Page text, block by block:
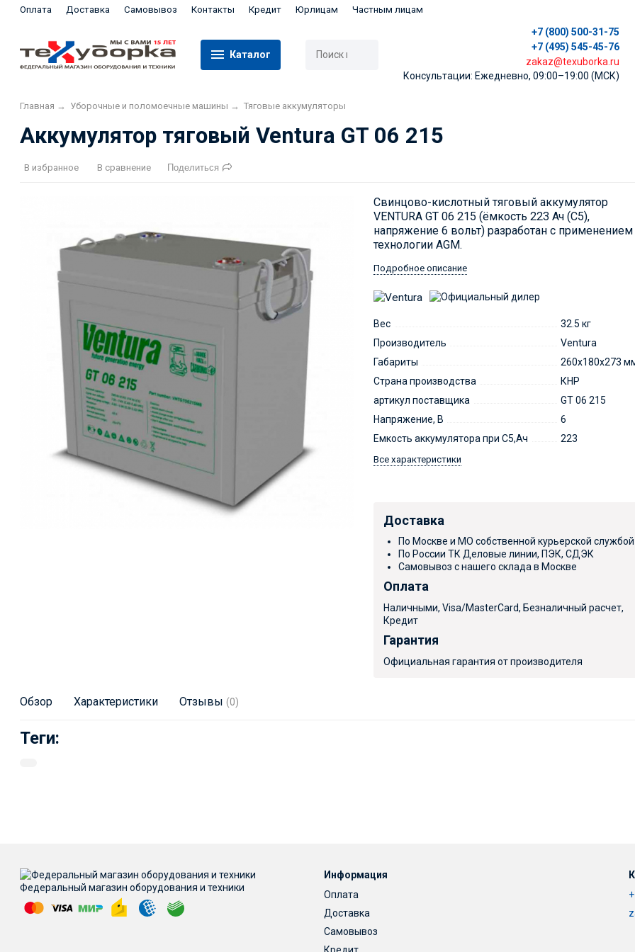
Оплата Доставка Самовывоз Контакты Кредит Юрлицам Частным лицам
Каталог
+7 (800) 500-31-75
+7 (495) 545-45-76
zakaz@texuborka.ru
Консультации: Ежедневно, 09:00–19:00 (МСК)
Главная → Уборочные и поломоечные машины → Тяговые аккумуляторы
Аккумулятор тяговый Ventura GT 06 215
В избранное В сравнение Поделиться
​Свинцово-кислотный тяговый аккумулятор
VENTURA GT 06 215 (ёмкость 223 Ач (C5),
напряжение 6 вольт) разработан с применением
технологии AGM.
Подробное описание
Вес
32.5 кг
Производитель
Ventura
Габариты
260х180х273
Страна производства
КНР
артикул поставщика
GT 06 215
Напряжение, В
6
Емкость аккумулятора при С5,Ач
223
Все характеристики
Доставка
По Москве и МО собственной курьерской службой
По России ТК Деловые линии, ПЭК, СДЭК
Самовывоз с нашего склада в Москве
Оплата
Наличными, Visa/MasterCard, Безналичный расчет,
Кредит
Гарантия
Официальная гарантия от производителя
Обзор Характеристики Отзывы (0)
Теги:
Федеральный магазин оборудования и техники
Информация
Оплата
Доставка
Самовывоз